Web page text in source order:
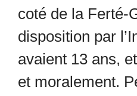
coté de la Ferté-
disposition par
avaient 13 ans,
et moralement.